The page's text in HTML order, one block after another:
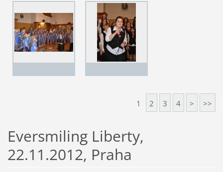
1 2 3 4 > >>
Eversmiling Liberty,
22.11.2012, Praha